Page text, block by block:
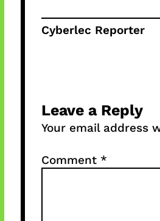
Cyberlec Reporter
Leave a Reply
Your email address
Comment *